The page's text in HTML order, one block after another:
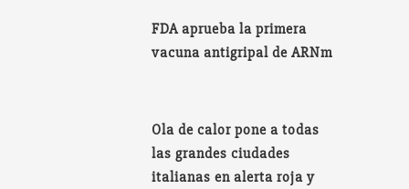
FDA aprueba la primera
vacuna antigripal de ARNm
Ola de calor pone a todas
las grandes ciudades
italianas en alerta roja y